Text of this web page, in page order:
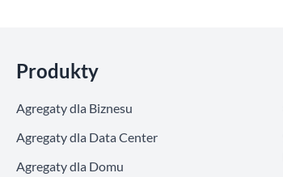
Produkty
Agregaty dla Biznesu
Agregaty dla Data Center
Agregaty dla Domu